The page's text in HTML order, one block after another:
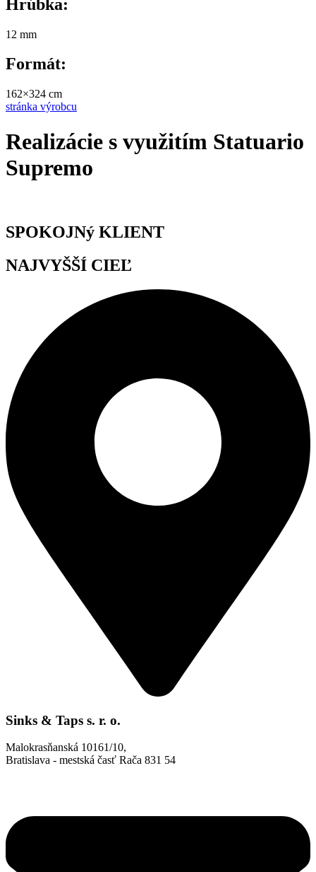
Hrúbka:
12 mm
Formát:
162×324 cm
stránka výrobcu
Realizácie s využitím Statuario
Supremo
SPOKOJNý KLIENT
NAJVYŠŠÍ CIEĽ
Sinks & Taps s. r. o.
Malokrasňanská 10161/10,
Bratislava - mestská časť Rača 831 54